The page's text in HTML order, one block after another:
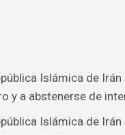
Islámica de
y a abstenerse de
Islámica de